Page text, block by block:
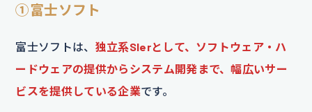
①富士ソフト
富士ソフトは、 独立系SIerとして、ソフトウェア・ハ
ードウェアの提供からシステム開発まで、幅広いサー
ビスを提供している企業です。